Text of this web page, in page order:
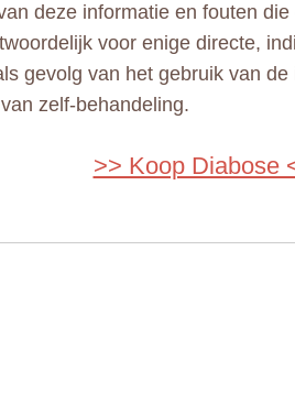
deze informatie en fouten
voor enige directe,
gevolg van het gebruik van
zelf-behandeling.
>> Koop Diabose